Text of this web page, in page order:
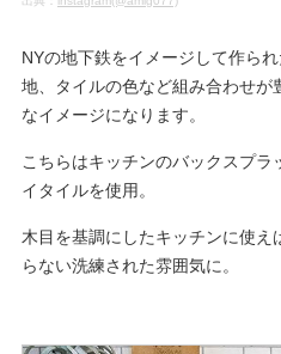
NYの地下鉄をイメージして作ら
地、タイルの色など組み合わせが
なイメージになります。
こちらはキッチンのバックスプラ
イタイルを使用。
木目を基調にしたキッチンに使
らない洗練された雰囲気に。